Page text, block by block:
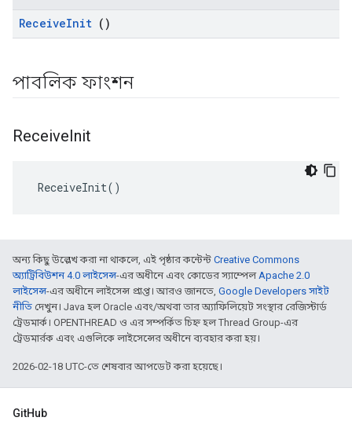
ReceiveInit ()
পাবলিক ফাংশন
ReceiveInit
ReceiveInit()
অন্য কিছু উল্লেখ করা না থাকলে, এই পৃষ্ঠার কন্টেন্ট Creative Commons
অ্যাট্রিবিউশন 4.0 লাইসেন্স-এর অধীনে এবং কোডের স্যাম্পেলApache 2.0
লাইসেন্স-এর অধীনে লাইসেন্স প্রাপ্ত। আরও জানতে, Google Developers সাইট
নীতি দেখুন। Java হল Oracle এবং/অথবা তার অ্যাফিলিয়েট সংস্থার রেজিস্টার্ড
ট্রেডমার্ক। OPENTHREAD ও এর সম্পর্কিত চিহ্ন হল Thread Group-এর
ট্রেডমার্রক এবং এগুলিকে লাইসেন্সের অধীনে ব্যবহার করা হয়।
2026-02-18 UTC-তে শেষবার আপডেট করা হয়েছে।
GitHub